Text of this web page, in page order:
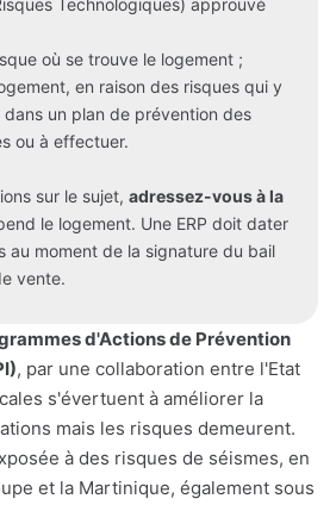
Technologiques) approuvé
où se trouve le logement ;
en raison des risques qui y
un plan de prévention des
ou à effectuer.
sur le sujet, adressez-vous à la
le logement. Une ERP doit dater
au moment de la signature du bail
vente.
d'Actions de Prévention
, par une collaboration entre l'Etat
s'évertuent à améliorer la
mais les risques demeurent.
à des risques de séismes, en
et la Martinique, également sous